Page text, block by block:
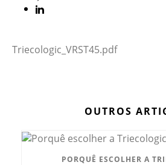
Triecologic_VRST45.pdf
OUTROS
PORQUÊ ESCOLHER A